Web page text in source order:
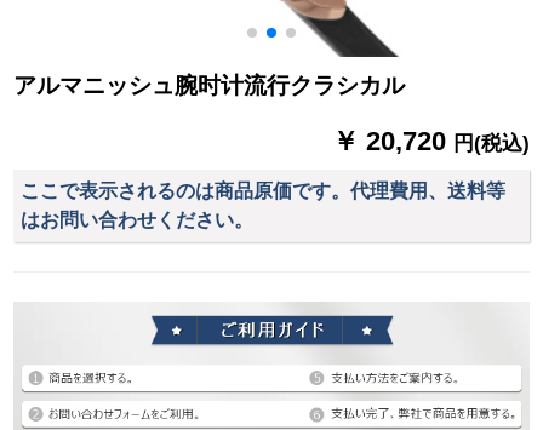
アルマニッシュ腕时计流行クラシカル
￥ 20,720 円(税込)
ここで表示されるのは商品原価です。代理費用、送料等
はお問い合わせください。